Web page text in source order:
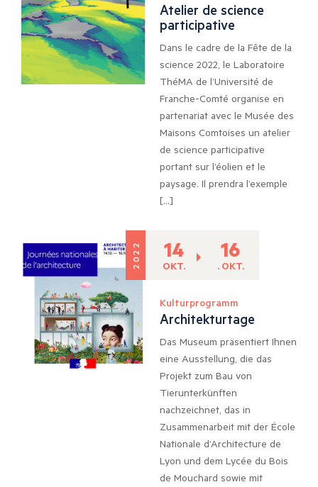
Atelier de science
participative
Dans le cadre de la Fête de la
science 2022, le Laboratoire
ThéMA de l’Université de
Franche-Comté organise en
partenariat avec le Musée des
Maisons Comtoises un atelier
de science participative
portant sur l’éolien et le
paysage. Il prendra l’exemple
[…]
2022 14
OKT.
16
. OKT.
Kulturprogramm
Architekturtage
Das Museum präsentiert Ihnen
eine Ausstellung, die das
Projekt zum Bau von
Tierunterkünften
nachzeichnet, das in
Zusammenarbeit mit der École
Nationale d’Architecture de
Lyon und dem Lycée du Bois
de Mouchard sowie mit